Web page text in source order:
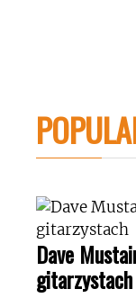
Dave
gitarzystach